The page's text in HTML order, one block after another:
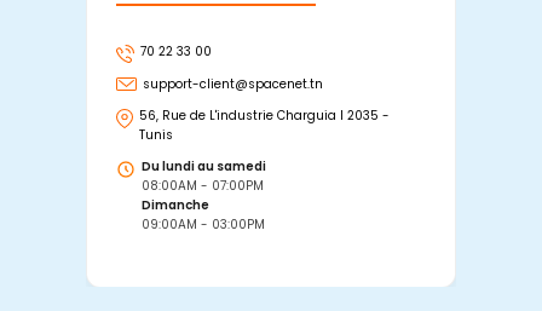
70 22 33 00
support-client@spacenet.tn
56, Rue de L'industrie Charguia I 2035 -
Tunis
Du lundi au samedi
08:00AM - 07:00PM
Dimanche
09:00AM - 03:00PM